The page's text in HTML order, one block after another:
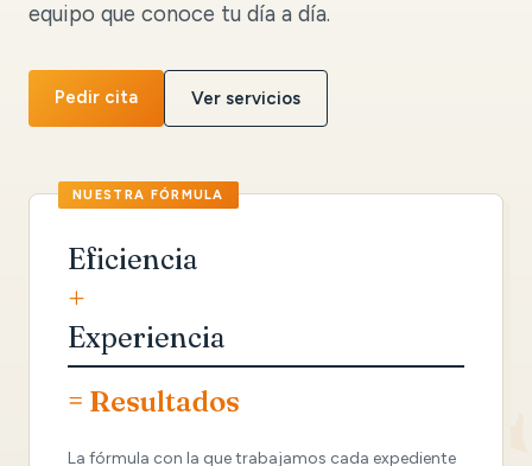
equipo que conoce tu día a día.
Pedir cita Ver servicios
Eficiencia
+
Experiencia
= Resultados
La fórmula con la que trabajamos cada expediente